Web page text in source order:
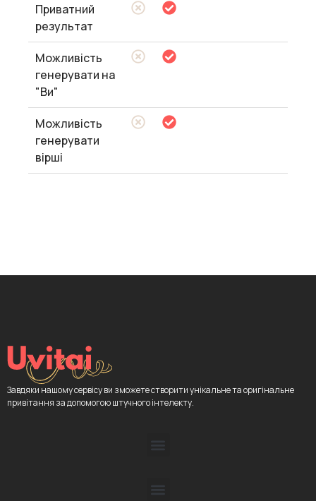
Приватний
результат
Можливість
генерувати на
"Ви"
Можливість
генерувати
вірші
Завдяки нашому сервісу ви зможете створити унікальне та оригінальне
привітання за допомогою штучного інтелекту.